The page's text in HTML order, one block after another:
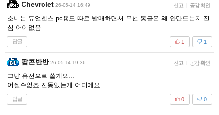
Chevrolet 26-05-14 16:49 신고 공감 확인
소니는 듀얼센스 pc용도 따로 발매하면서 무선 동글은 왜 안만드는지 진
심 어이없음
답글 1
1
팝콘반반 26-05-14 19:36 신고 공감 확인
그냥 유선으로 쓸게요...
어쩔수없죠 진동있는게 어디에요
답글 0
0